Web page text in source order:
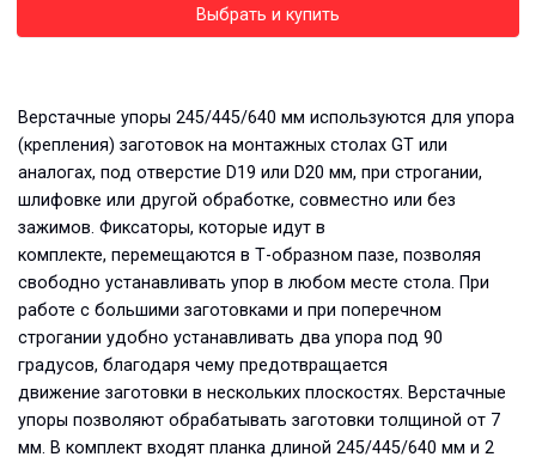
Выбрать и купить
Верстачные упоры 245/445/640 мм используются для упора
(крепления) заготовок на монтажных столах GT или
аналогах, под отверстие D19 или D20 мм, при строгании,
шлифовке или другой обработке, совместно или без
зажимов. Фиксаторы, которые идут в
комплекте, перемещаются в Т-образном пазе, позволяя
свободно устанавливать упор в любом месте стола. При
работе с большими заготовками и при поперечном
строгании удобно устанавливать два упора под 90
градусов, благодаря чему предотвращается
движение заготовки в нескольких плоскостях. Верстачные
упоры позволяют обрабатывать заготовки толщиной от 7
мм. В комплект входят планка длиной 245/445/640 мм и 2